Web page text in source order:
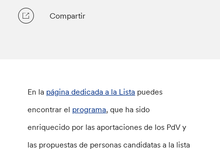
Compartir
En la página dedicada a la Lista puedes
encontrar el programa, que ha sido
enriquecido por las aportaciones de los PdV y
las propuestas de personas candidatas a la lista